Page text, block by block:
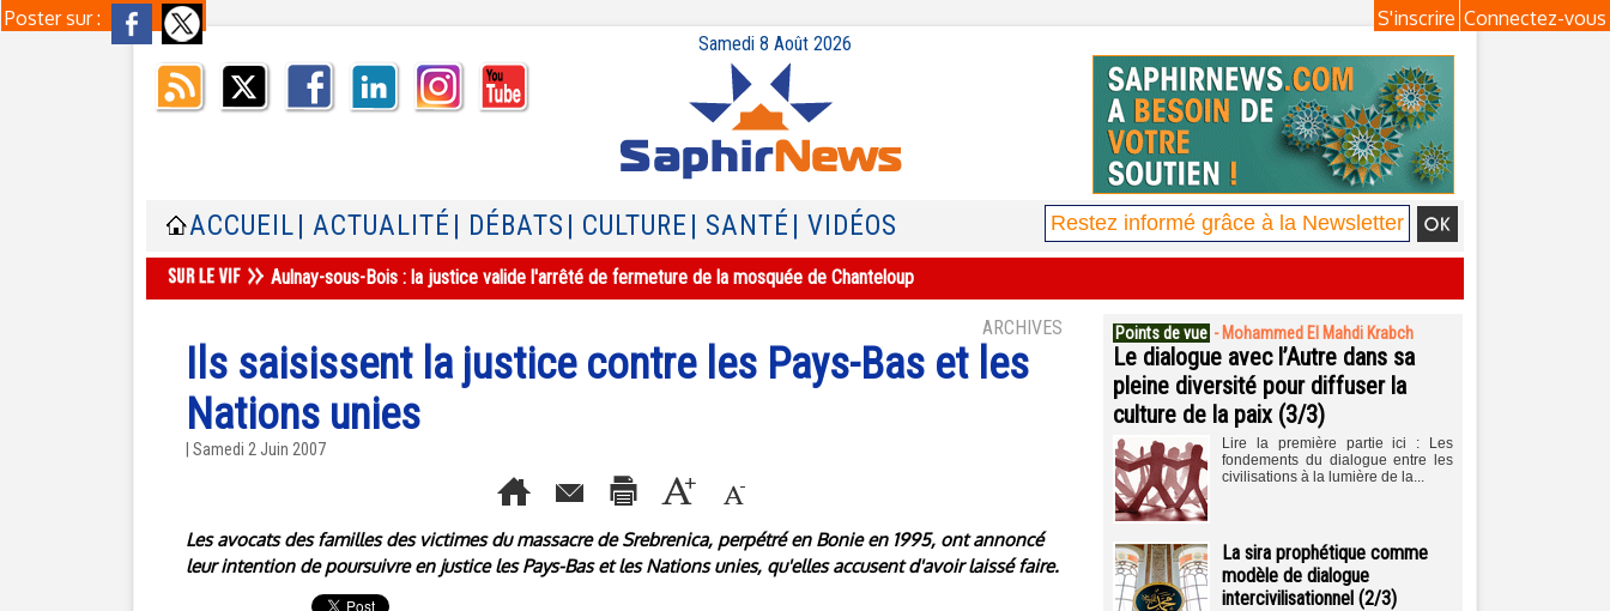
Poster sur : Connectez-vous
S'inscrire
Samedi 8 Août 2026
ACCUEIL | ACTUALITÉ | DÉBATS | CULTURE | SANTÉ | VIDÉOS
Aulnay-sous-Bois : la justice valide l'arrêté de fermeture de la mosquée de Chanteloup
ARCHIVES
Ils saisissent la justice contre les Pays-Bas et les
Nations unies
| Samedi 2 Juin 2007
Les avocats des familles des victimes du massacre de Srebrenica, perpétré en Bonie en 1995, ont annoncé
leur intention de poursuivre en justice les Pays-Bas et les Nations unies, qu'elles accusent d'avoir laissé faire.
Points de vue - Mohammed El Mahdi Krabch
Le dialogue avec l’Autre dans sa
pleine diversité pour diffuser la
culture de la paix (3/3)
Lire la première partie ici : Les
fondements du dialogue entre les
civilisations à la lumière de la...
La sira prophétique comme
modèle de dialogue
intercivilisationnel (2/3)